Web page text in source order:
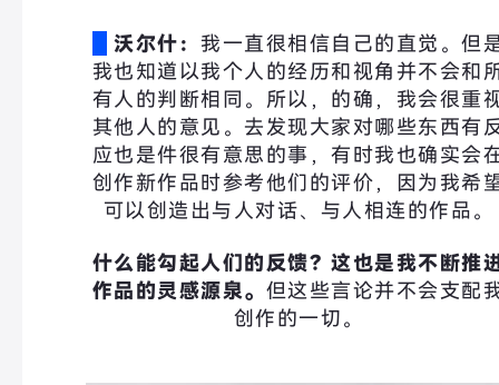
沃尔什： 我一直很相信自己的直觉。但
我也知道以我个人的经历和视角并不会和
有人的判断相同。所以，的确，我会很重
其他人的意见。去发现大家对哪些东西有
应也是件很有意思的事，有时我也确实会
创作新作品时参考他们的评价，因为我希
可以创造出与人对话、与人相连的作品。
什么能勾起人们的反馈？这也是我不断推
作品的灵感源泉。 但这些言论并不会支配
创作的一切。